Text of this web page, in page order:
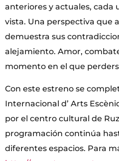
anteriores y actuales, cada
vista. Una perspectiva que
demuestra sus
alejamiento. Amor,
momento en el que
Con este estreno se
Internacional d’ Arts
por el centro cultural de
programación continúa
diferentes espacios. Para